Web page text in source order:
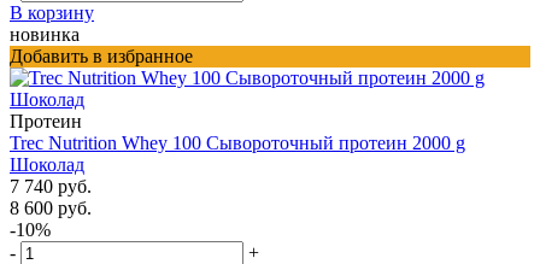
В корзину
новинка
Добавить в избранное
Протеин
Trec Nutrition Whey 100 Сывороточный протеин 2000 g
Шоколад
7 740 руб.
8 600 руб.
-10%
-
+